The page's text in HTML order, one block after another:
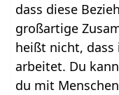
dass diese
großartige
heißt nicht, dass
arbeitet. Du
du mit